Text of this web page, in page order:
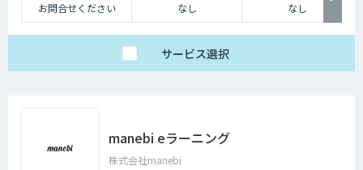
お問合せください
なし なし
サービス選択
manebi eラーニング
株式会社manebi